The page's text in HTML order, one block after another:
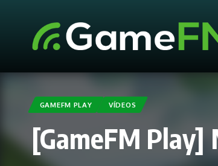
GAMEFM PLAY VÍDEOS
[GameFM